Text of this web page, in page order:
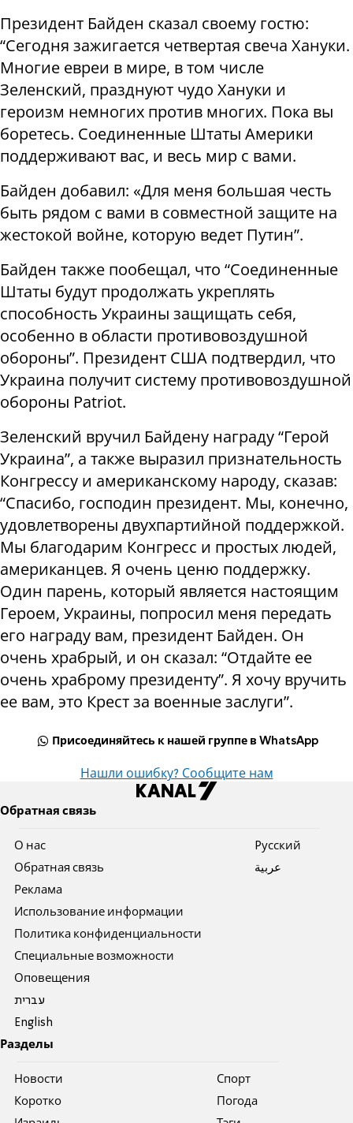
Президент Байден сказал своему гостю:
“Сегодня зажигается четвертая свеча Хануки.
Многие евреи в мире, в том числе
Зеленский, празднуют чудо Хануки и
героизм немногих против многих. Пока вы
боретесь. Соединенные Штаты Америки
поддерживают вас, и весь мир с вами.
Байден добавил: «Для меня большая честь
быть рядом с вами в совместной защите на
жестокой войне, которую ведет Путин”.
Байден также пообещал, что “Соединенные
Штаты будут продолжать укреплять
способность Украины защищать себя,
особенно в области противовоздушной
обороны”. Президент США подтвердил, что
Украина получит систему противовоздушной
обороны Patriot.
Зеленский вручил Байдену награду “Герой
Украина”, а также выразил признательность
Конгрессу и американскому народу, сказав:
“Спасибо, господин президент. Мы, конечно,
удовлетворены двухпартийной поддержкой.
Мы благодарим Конгресс и простых людей,
американцев. Я очень ценю поддержку.
Один парень, который является настоящим
Героем, Украины, попросил меня передать
его награду вам, президент Байден. Он
очень храбрый, и он сказал: “Отдайте ее
очень храброму президенту”. Я хочу вручить
ее вам, это Крест за военные заслуги”.
Присоединяйтесь к нашей группе в WhatsApp
Нашли ошибку? Сообщите нам
Обратная связь
О нас
Обратная связь
Реклама
Использование информации
Политика конфиденциальности
Специальные возможности
Оповещения
עברית
English
Pусский
عربية
Разделы
Новости
Коротко
Спорт
Погода